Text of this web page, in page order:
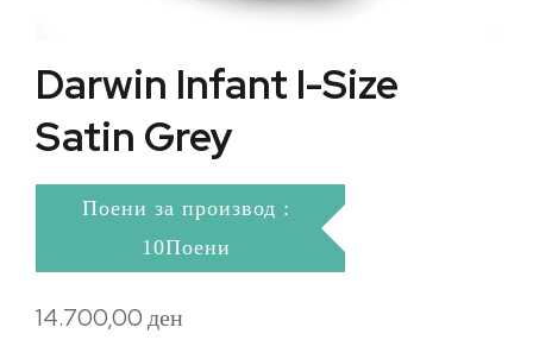
Darwin Infant I-Size
Satin Grey
Поени за производ :
10Поени
14.700,00ден